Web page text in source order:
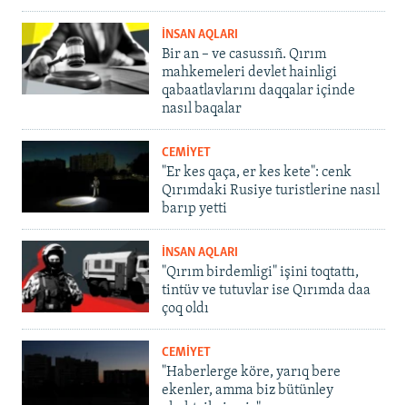
İNSAN AQLARI
Bir an – ve casussıñ. Qırım
mahkemeleri devlet hainligi
qabaatlavlarını daqqalar içinde
nasıl baqalar
CEMİYET
"Er kes qaça, er kes kete": cenk
Qırımdaki Rusiye turistlerine nasıl
barıp yetti
İNSAN AQLARI
"Qırım birdemligi" işini toqtattı,
tintüv ve tutuvlar ise Qırımda daa
çoq oldı
CEMİYET
"Haberlerge köre, yarıq bere
ekenler, amma biz bütünley